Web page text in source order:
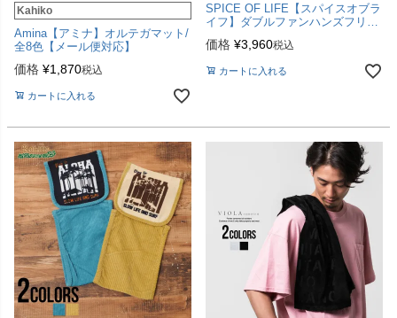
Kahiko
Amina【アミナ】オルテガマット/
全8色【メール便対応】
価格 ¥1,870税込
カートに入れる
SPICE OF LIFE【スパイスオブラ
イフ】ダブルファンハンズフリー
価格 ¥3,960税込
カートに入れる